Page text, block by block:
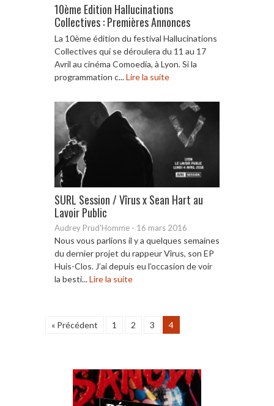
10ème Edition Hallucinations
Collectives : Premières Annonces
La 10ème édition du festival Hallucinations
Collectives qui se déroulera du 11 au 17
Avril au cinéma Comoedia, à Lyon. Si la
programmation c...Lire la suite
SURL Session / Vîrus x Sean Hart au
Lavoir Public
Audrey Prud'Homme - 16 mars 2016
Nous vous parlions il y a quelques semaines
du dernier projet du rappeur Vîrus, son EP
Huis-Clos. J’ai depuis eu l’occasion de voir
la besti...Lire la suite
« Précédent 1 2 3 4